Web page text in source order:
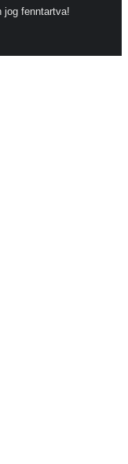
jog fenntartva!